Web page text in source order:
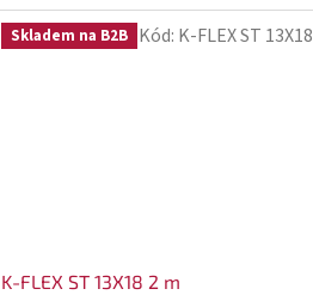
Skladem na B2B
K-FLEX ST 13X18 2 m
Kód: K-FLEX ST 13X18